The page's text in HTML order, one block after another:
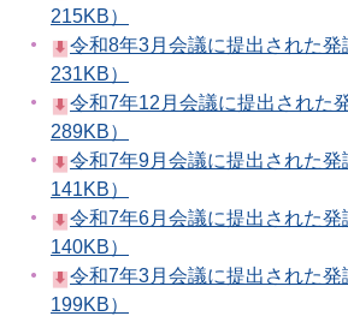
215KB）
令和8年3月会議に提出された発
231KB）
令和7年12月会議に提出された
289KB）
令和7年9月会議に提出された発
141KB）
令和7年6月会議に提出された発
140KB）
令和7年3月会議に提出された発
199KB）